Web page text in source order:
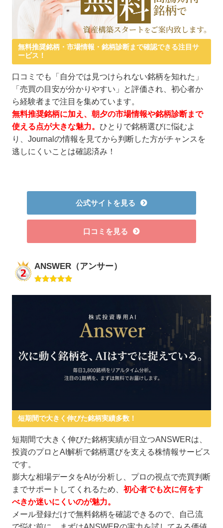
無料推奨銘柄・市場情報・銘柄診断まで確認できる注目サ
ービス！
口コミでも「自分では見つけられない銘柄を知れた」
「売買の目安が分かりやすい」と評価され、初心者か
ら経験者まで注目を集めています。
無料推奨銘柄に加え、朝夕の市場情報や銘柄診断まで
使える点が大きな魅力。 ひとりで銘柄選びに悩むよ
り、Journalの情報を見てから判断した方がチャンスを
逃しにくいことは確認済み！
公式サイトを見る
口コミを見る
ANSWER（アンサー）
短期間で大きく伸びた銘柄実績多数！
短期間で大きく伸びた銘柄実績が目立つANSWERは、
投資のプロとAI解析で銘柄選びを支える株情報サービス
です。
膨大な相場データをAIが分析し、プロの視点で売買判断
までサポートしてくれるため、初心者でも次に何をす
べきか迷いにくいのが魅力。
メール登録だけで無料銘柄を確認できるので、自己流